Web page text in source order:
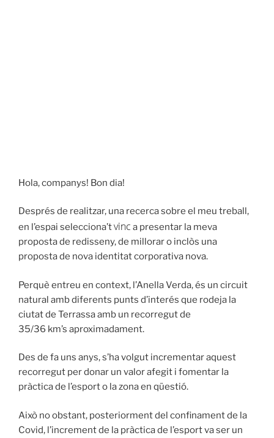
Hola, companys! Bon dia!
Després de realitzar, una recerca sobre el meu treball,
en l’espai selecciona’tvinc a presentar la meva
proposta de redisseny, de millorar o inclòs una
proposta de nova identitat corporativa nova.
Perquè entreu en context, l’Anella Verda, és un circuit
natural amb diferents punts d’interés que rodeja la
ciutat de Terrassa amb un recorregut de
35/36 km’s aproximadament.
Des de fa uns anys, s’ha volgut incrementar aquest
recorregut per donar un valor afegit i fomentar la
pràctica de l’esport o la zona en qüestió.
Això no obstant, posteriorment del confinament de la
Covid, l’increment de la pràctica de l’esport va ser un